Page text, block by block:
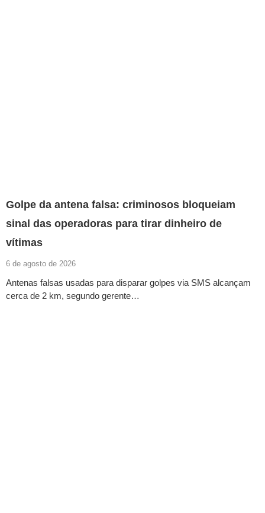
Golpe da antena falsa: criminosos bloqueiam
sinal das operadoras para tirar dinheiro de
vítimas
6 de agosto de 2026
Antenas falsas usadas para disparar golpes via SMS alcançam
cerca de 2 km, segundo gerente…